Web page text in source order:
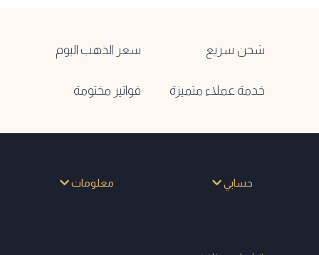
شحن سريع سعر الذهب اليوم
خدمة عملاء متميزة فواتير مختومة
حسابي معلومات